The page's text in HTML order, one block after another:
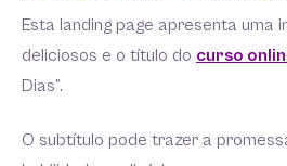
Esta landing page apresenta uma
deliciosos e o título do curso
Dias”.
O subtítulo pode trazer a